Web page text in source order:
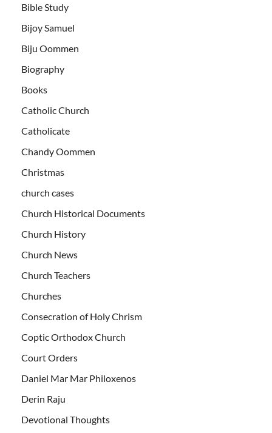
Bible Study
Bijoy Samuel
Biju Oommen
Biography
Books
Catholic Church
Catholicate
Chandy Oommen
Christmas
church cases
Church Historical Documents
Church History
Church News
Church Teachers
Churches
Consecration of Holy Chrism
Coptic Orthodox Church
Court Orders
Daniel Mar Mar Philoxenos
Derin Raju
Devotional Thoughts